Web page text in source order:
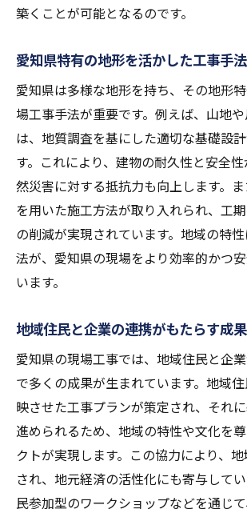
築くことが可能となるのです。
愛知県特有の地形を活かした工事手法
愛知県は多様な地形を持ち、その地形
場工事手法が重要です。例えば、山地
は、地質調査を基にした適切な基礎設
す。これにより、建物の耐久性と安全
然災害に対する抵抗力も向上します。
を用いた施工方法が取り入れられ、工
の削減が実現されています。地域の特
法が、愛知県の現場をより効率的かつ
います。
地域住民と企業の連携がもたらす成果
愛知県の現場工事では、地域住民と企
で多くの成果が生まれています。地域
映させた工事プランが策定され、それ
進められるため、地域の特性や文化を
クトが実現します。この協力により、
され、地元経済の活性化にも寄与して
民参加型のワークショップなどを通じ